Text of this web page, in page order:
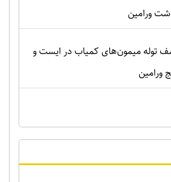
ورامین
توله میمون‌های کمیاب در ایست و
ورامین